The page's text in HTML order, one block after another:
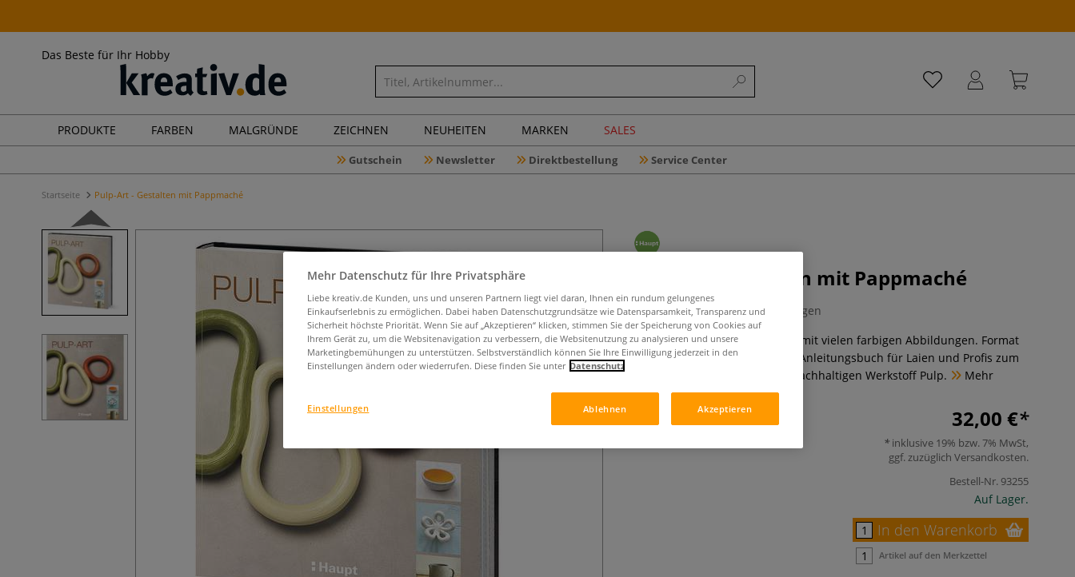
Das Beste für Ihr Hobby
PRODUKTE FARBEN MALGRÜNDE ZEICHNEN NEUHEITEN MARKEN SALES
Gutschein Newsletter Direktbestellung Service Center
Startseite Pulp-Art - Gestalten mit Pappmaché
Pulp-Art - Gestalten mit Pappmaché
0 Bewertungen
Von Roswitha Paetel. 232 Seiten, mit vielen farbigen Abbildungen. Format
23,5 cm x 26 cm. Gebunden. Ein Anleitungsbuch für Laien und Profis zum
plastischen Gestalten mit dem nachhaltigen Werkstoff Pulp.
Mehr
32,00 €
inklusive 19% bzw. 7% MwSt,
ggf. zuzüglich Versandkosten.
Bestell-Nr. 93255
Auf Lager.
In den Warenkorb
Artikel auf den Merkzettel
Mehr Datenschutz für Ihre Privatsphäre
Liebe kreativ.de Kunden, uns und unseren Partnern liegt viel daran, Ihnen ein rundum gelungenes
Einkaufserlebnis zu ermöglichen. Dabei haben Datenschutzgrundsätze wie Datensparsamkeit, Transparenz und
Sicherheit höchste Priorität. Wenn Sie auf „Akzeptieren“ klicken, stimmen Sie der Speicherung von Cookies auf
Ihrem Gerät zu, um die Websitenavigation zu verbessern, die Websitenutzung zu analysieren und unsere
Marketingbemühungen zu unterstützen. Selbstverständlich können Sie Ihre Einwilligung jederzeit in den
Einstellungen ändern oder wiederrufen. Diese finden Sie unter Datenschutz
Ablehnen Akzeptieren
Einstellungen